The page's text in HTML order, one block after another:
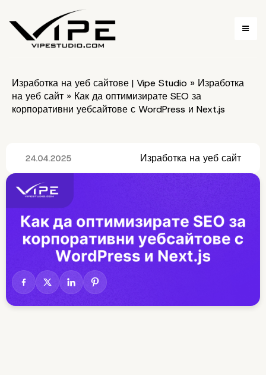
Изработка на уеб сайтове | Vipe Studio » Изработка
на уеб сайт » Как да оптимизирате SEO за
корпоративни уебсайтове с WordPress и Next.js
24.04.2025 Изработка на уеб сайт